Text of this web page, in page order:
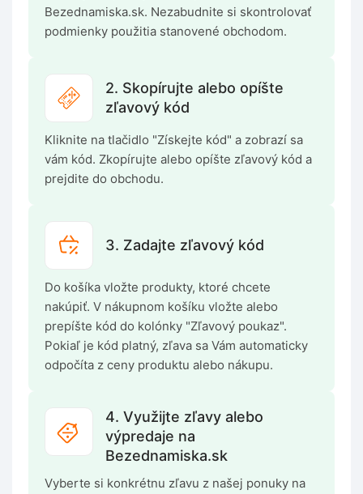
Bezednamiska.sk. Nezabudnite si skontrolovať
podmienky použitia stanovené obchodom.
2. Skopírujte alebo opíšte
zľavový kód
Kliknite na tlačidlo "Získejte kód" a zobrazí sa
vám kód. Zkopírujte alebo opíšte zľavový kód a
prejdite do obchodu.
3. Zadajte zľavový kód
Do košíka vložte produkty, ktoré chcete
nakúpiť. V nákupnom košíku vložte alebo
prepíšte kód do kolónky "Zľavový poukaz".
Pokiaľ je kód platný, zľava sa Vám automaticky
odpočíta z ceny produktu alebo nákupu.
4. Využijte zľavy alebo
výpredaje na
Bezednamiska.sk
Vyberte si konkrétnu zľavu z našej ponuky na